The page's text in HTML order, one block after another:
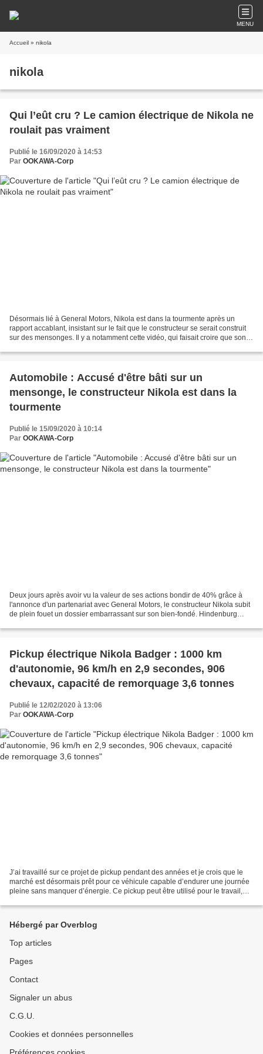
MENU
Accueil » nikola
nikola
Qui l’eût cru ? Le camion électrique de Nikola ne
roulait pas vraiment
Publié le 16/09/2020 à 14:53
Par OOKAWA-Corp
Désormais lié à General Motors, Nikola est dans la tourmente après un
rapport accablant, insistant sur le fait que le constructeur se serait construit
sur des mensonges. Il y a notamment cette vidéo, qui faisait croire que son
Automobile : Accusé d'être bâti sur un
mensonge, le constructeur Nikola est dans la
tourmente
Publié le 15/09/2020 à 10:14
Par OOKAWA-Corp
Deux jours après avoir vu la valeur de ses actions bondir de 40% grâce à
l'annonce d'un partenariat avec General Motors, le constructeur Nikola subit
de plein fouet un dossier embarrassant sur son bien-fondé. Hindenburg
Pickup électrique Nikola Badger : 1000 km
d'autonomie, 96 km/h en 2,9 secondes, 906
chevaux, capacité de remorquage 3,6 tonnes
Publié le 12/02/2020 à 13:06
Par OOKAWA-Corp
J’ai travaillé sur ce projet de pickup pendant des années et je crois que le
marché est désormais prêt pour ce véhicule capable d’endurer une journée
pleine sans manquer d’énergie. Ce pickup peut être utilisé pour le travail,
Hébergé par Overblog
Top articles
Pages
Contact
Signaler un abus
C.G.U.
Cookies et données personnelles